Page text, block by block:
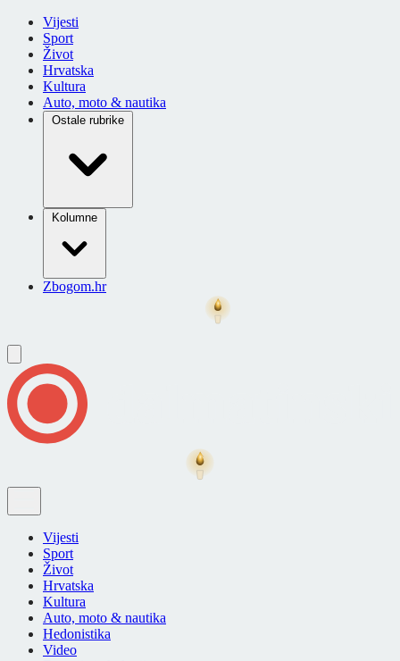
Vijesti
Sport
Život
Hrvatska
Kultura
Auto, moto & nautika
Ostale rubrike
Kolumne
Zbogom.hr
Vijesti
Sport
Život
Hrvatska
Kultura
Auto, moto & nautika
Hedonistika
Video